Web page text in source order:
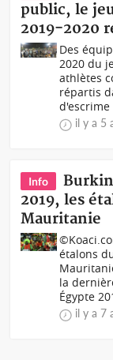
public, le
2019-2020
Des
2020 du
athlètes
répartis
il y a 5
Info
2019, les
Mauritanie
étalons
la
Égypte
il y a 7